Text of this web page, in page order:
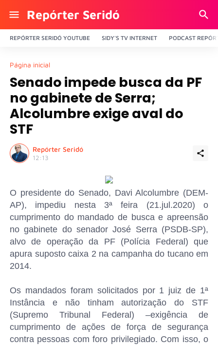
Repórter Seridó
REPÓRTER SERIDÓ YOUTUBE SIDY'S TV INTERNET PODCAST
Página inicial
Senado impede busca da PF
no gabinete de Serra;
Alcolumbre exige aval do
STF
Repórter Seridó
12:13
O presidente do Senado, Davi Alcolumbre (DEM-
AP), impediu nesta 3ª feira (21.jul.2020) o
cumprimento do mandado de busca e apreensão
no gabinete do senador José Serra (PSDB-SP),
alvo de operação da PF (Polícia Federal) que
apura suposto caixa 2 na campanha do tucano em
2014.
Os mandados foram solicitados por 1 juiz de 1ª
Instância e não tinham autorização do STF
(Supremo Tribunal Federal) –exigência de
cumprimento de ações de força de segurança
contra pessoas com foro privilegiado. Com isso, o